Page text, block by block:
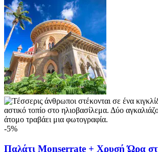
-5%
Παλάτι Monserrate + Χρυσή Ώρα